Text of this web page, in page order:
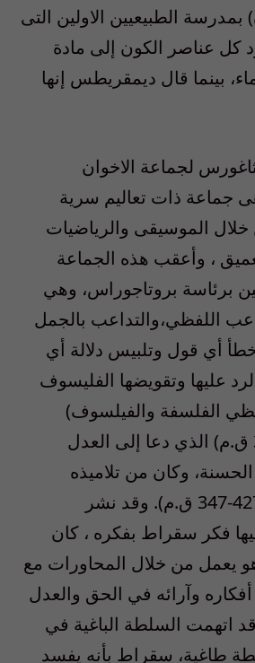
بمدرسة الطبيعيين الاولين التى
كل عناصر الكون إلى مادة
بينما قال ديمقريطس إنها
لجماعة الاخوان
جماعة ذات تعاليم سرية
الموسيقى والرياضيات
، وأعقب هذه الجماعة
برئاسة بروتاجوراس، وهي
اللفظي،والتداعب بالجمل
خطأ أي قول وتلبيس دلالة أي
عليها وتقويضها الفليسوف
الفلسفة والفيلسوف)
سقراط (469-399 ق.م) الذي دعا إلى العدل
وكان من تلاميذه
أفلاطون (حوالى 427-347 ق.م). وقد نشر
فكر سقراط بفكره ، كان
يعمل من خلال المحاورات مع
وآرائه في الحق والعدل
اتهمت السلطة الباغية في
طاغية، سقراط بأنه يفسد